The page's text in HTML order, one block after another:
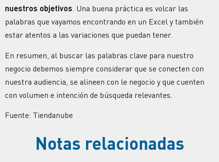
nuestros objetivos. Una buena práctica es volcar las
palabras que vayamos encontrando en un Excel y también
estar atentos a las variaciones que puedan tener.
En resumen, al buscar las palabras clave para nuestro
negocio debemos siempre considerar que se conecten con
nuestra audiencia, se alineen con le negocio y que cuenten
con volumen e intención de búsqueda relevantes.
Fuente: Tiendanube
Notas relacionadas